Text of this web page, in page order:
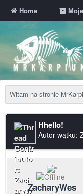
Home
Witam na stronie
Hhello!
Autor wątku:
ZacharyWes